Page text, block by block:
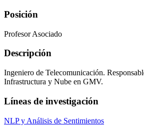
Posición
Profesor Asociado
Descripción
Ingeniero de Telecomunicación.
Infrastructura y Nube en GMV.
Líneas de investigación
NLP y Análisis de Sentimientos